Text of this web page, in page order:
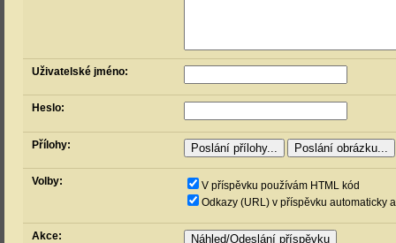
Uživatelské jméno:
Heslo:
Přílohy:
Volby:
V příspěvku používám HTML kód
Odkazy (URL) v příspěvku automaticky
Akce: